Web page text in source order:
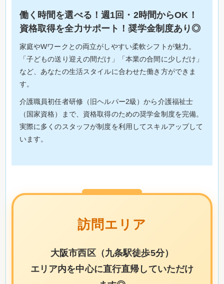
働く時間を選べる！週1回・2時間からOK！
資格取得を全力サポート！奨学金制度あり◎
家庭やWワークとの両立がしやすい柔軟シフトが魅力。
「子どもの送り迎えの間だけ」「本業の合間に少しだけ」
など、あなたの生活スタイルに合わせた働き方ができま
す。
介護職員初任者研修（旧ヘルパー2級）から介護福祉士
（国家資格）まで、資格取得のための奨学金制度を完備。
実際に多くのスタッフが制度を利用してスキルアップして
います。
訪問エリア
大阪市西区（九条駅徒歩5分）
エリア内を中心に直行直帰していただけ